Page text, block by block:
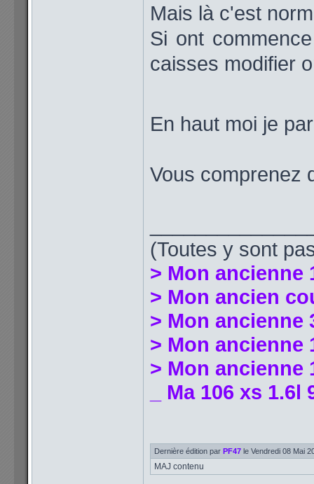
Mais là c'est
Si ont
caisses modifier
En haut moi je
Vous comprenez
(Toutes y sont
> Mon ancienne
> Mon ancien
> Mon ancienne
> Mon ancienne
> Mon ancienne
_ Ma 106 xs 1.6l
Dernière édition par PF47 le Vendredi 08 Mai
MAJ contenu